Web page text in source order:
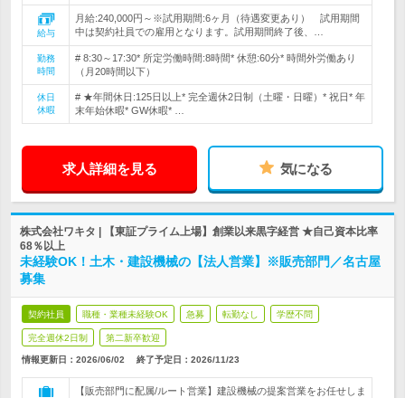
給与
月給:240,000円～※試用期間:6ヶ月（待遇変更あり） 試用期間
中は契約社員での雇用となります。試用期間終了後、…
勤務
時間
# 8:30～17:30* 所定労働時間:8時間* 休憩:60分* 時間外労働あり
（月20時間以下）
休日
休暇
# ★年間休日:125日以上* 完全週休2日制（土曜・日曜）* 祝日* 年
末年始休暇* GW休暇* …
求人詳細を見る 気になる
株式会社ワキタ | 【東証プライム上場】創業以来黒字経営 ★自己資本比率
68％以上
未経験OK！土木・建設機械の【法人営業】※販売部門／名古屋
募集
契約社員 職種・業種未経験OK 急募 転勤なし 学歴不問
完全週休2日制 第二新卒歓迎
情報更新日：2026/06/02 終了予定日： 2026/11/23
【販売部門に配属/ルート営業】建設機械の提案営業をお任せしま